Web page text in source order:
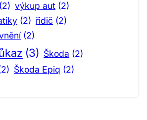
(2) výkup aut (2)
(2) řidič (2)
(2)
(3) Škoda (2)
Škoda Epiq (2)